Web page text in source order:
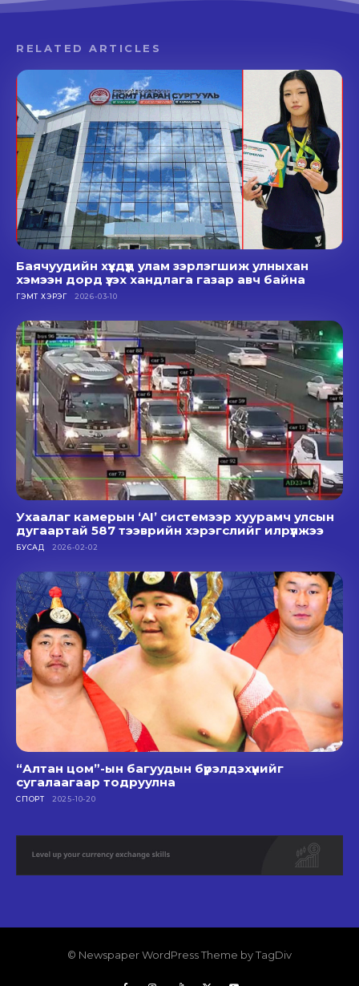
RELATED ARTICLES
Баячуудийн хүүхдүүд улам зэрлэгшиж улныхан
хэмээн дорд үзэх хандлага газар авч байна
ГЭМТ ХЭРЭГ 2026-03-10
Ухаалаг камерын ‘AI’ системээр хуурамч улсын
дугаартай 587 тээврийн хэрэгслийг илрүүлжээ
БУСАД 2026-02-02
“Алтан цом”-ын багуудын бүрэлдэхүүнийг
сугалаагаар тодруулна
СПОРТ 2025-10-20
© Newspaper WordPress Theme by TagDiv